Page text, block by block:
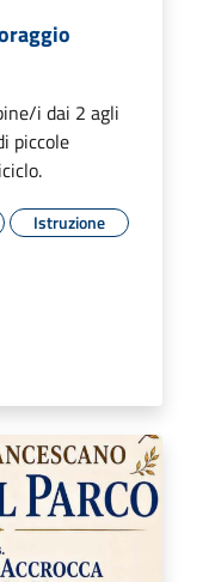
i dai 2 agli
piccole
Istruzione